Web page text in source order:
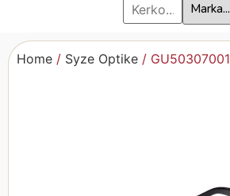
Home / Syze Optike / GU50307001